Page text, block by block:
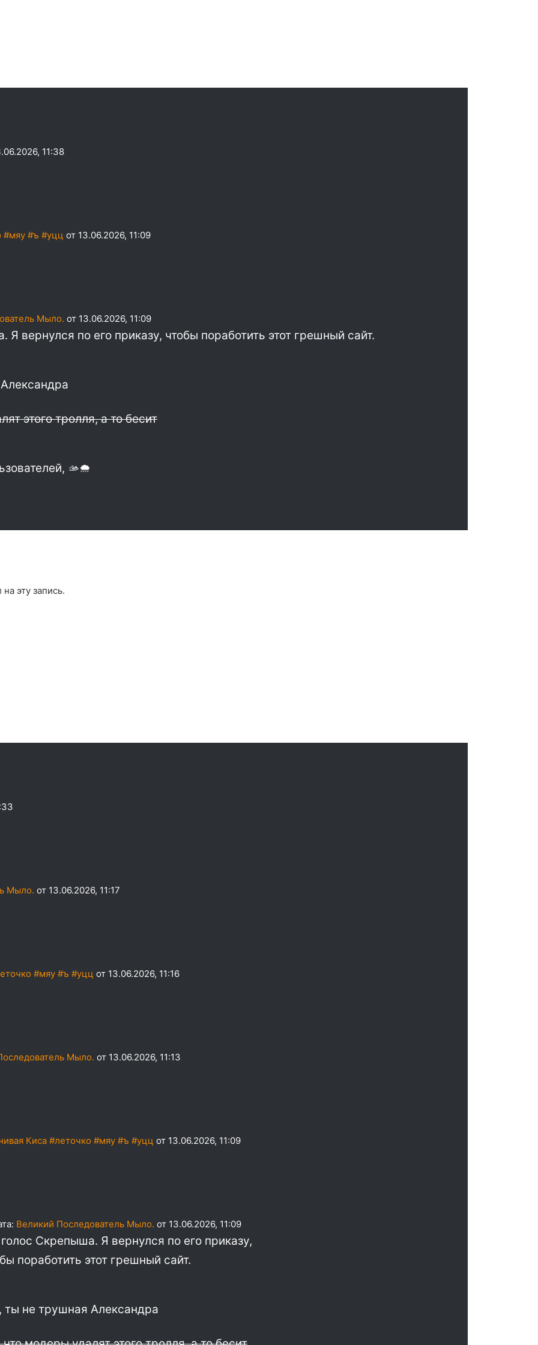
11:38
#мяу #ъ #уцц от 13.06.2026, 11:09
Мыло. от 13.06.2026, 11:09
Я вернулся по его приказу, чтобы поработить этот грешный сайт.
этого тролля, а то бесит
🫴🌧
на эту запись.
Мыло. от 13.06.2026, 11:17
#мяу #ъ #уцц от 13.06.2026, 11:16
Мыло. от 13.06.2026, 11:13
Киса #леточко #мяу #ъ #уцц от 13.06.2026, 11:09
Великий Последователь Мыло. от 13.06.2026, 11:09
Скрепыша. Я вернулся по его приказу,
поработить этот грешный сайт.
ты не трушная Александра